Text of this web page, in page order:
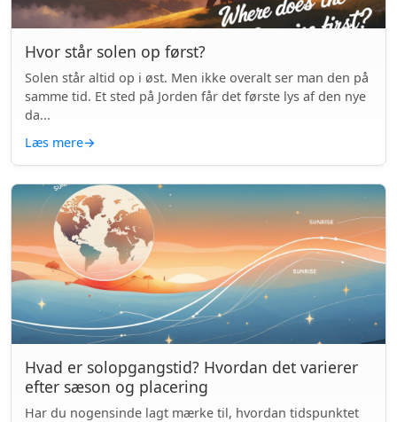
Hvor står solen op først?
Solen står altid op i øst. Men ikke overalt ser man den på
samme tid. Et sted på Jorden får det første lys af den nye
da...
Læs mere→
Hvad er solopgangstid? Hvordan det varierer
efter sæson og placering
Har du nogensinde lagt mærke til, hvordan tidspunktet